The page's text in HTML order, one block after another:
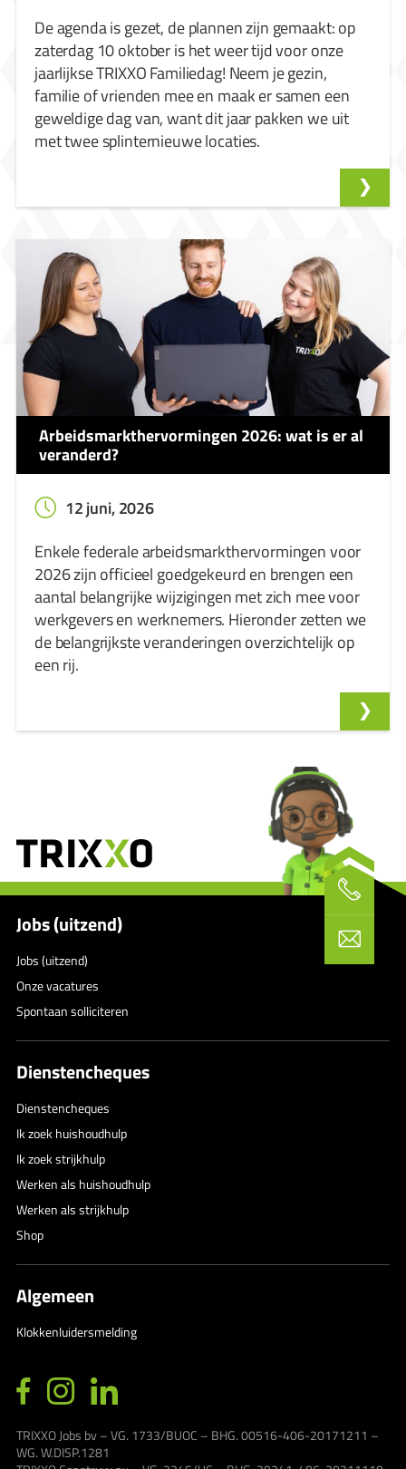
De agenda is gezet, de plannen zijn gemaakt: op
zaterdag 10 oktober is het weer tijd voor onze
jaarlijkse TRIXXO Familiedag! Neem je gezin,
familie of vrienden mee en maak er samen een
geweldige dag van, want dit jaar pakken we uit
met twee splinternieuwe locaties.
Arbeidsmarkthervormingen 2026: wat is er al
veranderd?
12 juni, 2026
Enkele federale arbeidsmarkthervormingen voor
2026 zijn officieel goedgekeurd en brengen een
aantal belangrijke wijzigingen met zich mee voor
werkgevers en werknemers. Hieronder zetten we
de belangrijkste veranderingen overzichtelijk op
een rij.
Jobs (uitzend)
Jobs (uitzend)
Onze vacatures
Spontaan solliciteren
Dienstencheques
Dienstencheques
Ik zoek huishoudhulp
Ik zoek strijkhulp
Werken als huishoudhulp
Werken als strijkhulp
Shop
Algemeen
Klokkenluidersmelding
TRIXXO Jobs bv – VG. 1733/BUOC – BHG. 00516-406-20171211 –
WG. W.DISP.1281